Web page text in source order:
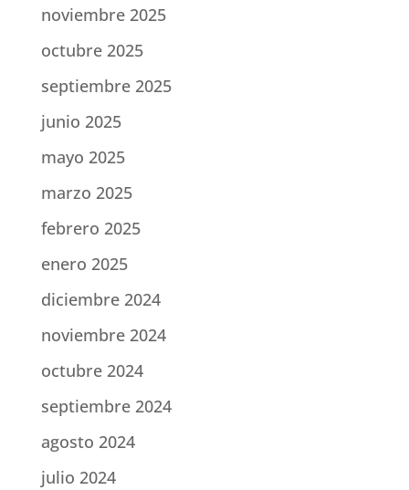
noviembre 2025
octubre 2025
septiembre 2025
junio 2025
mayo 2025
marzo 2025
febrero 2025
enero 2025
diciembre 2024
noviembre 2024
octubre 2024
septiembre 2024
agosto 2024
julio 2024